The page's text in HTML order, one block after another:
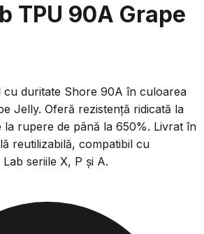
TPU 90A Grape
cu duritate Shore 90A în culoarea
Jelly. Oferă rezistență ridicată la
la rupere de până la 650%. Livrat în
reutilizabilă, compatibil cu
seriile X, P și A.